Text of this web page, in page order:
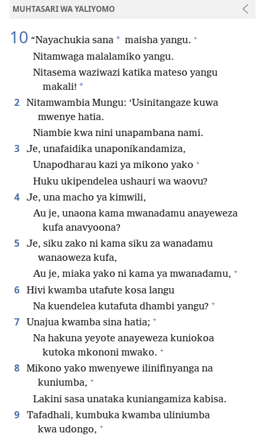
MUHTASARI WA YALIYOMO
10 “Nayachukia sana * maisha yangu. +
Nitamwaga malalamiko yangu.
Nitasema waziwazi katika mateso yangu
makali! *
2
Nitamwambia Mungu: ‘Usinitangaze kuwa
mwenye hatia.
Niambie kwa nini unapambana nami.
3
Je, unafaidika unaponikandamiza,
Unapodharau kazi ya mikono yako +
Huku ukipendelea ushauri wa waovu?
4
Je, una macho ya kimwili,
Au je, unaona kama mwanadamu anayeweza
kufa anavyoona?
5
Je, siku zako ni kama siku za wanadamu
wanaoweza kufa,
Au je, miaka yako ni kama ya mwanadamu, +
6
Hivi kwamba utafute kosa langu
Na kuendelea kutafuta dhambi yangu? +
7 Unajua kwamba sina hatia; +
Na hakuna yeyote anayeweza kuniokoa
kutoka mkononi mwako. +
8
Mikono yako mwenyewe ilinifinyanga na
kuniumba, +
Lakini sasa unataka kuniangamiza kabisa.
9
Tafadhali, kumbuka kwamba uliniumba
kwa udongo, +